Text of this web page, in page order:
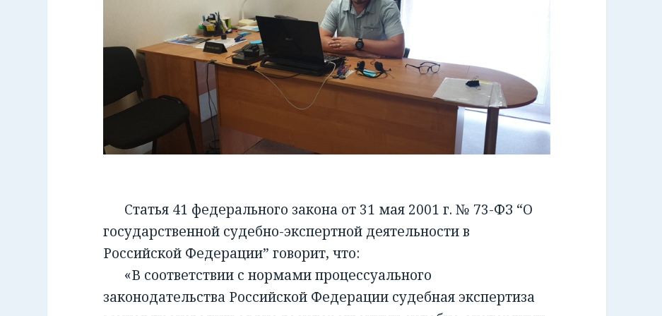
Статья 41 федерального закона от 31 мая 2001 г. № 73-ФЗ “О
государственной судебно-экспертной деятельности в
Российской Федерации” говорит, что:
«В соответствии с нормами процессуального
законодательства Российской Федерации судебная экспертиза